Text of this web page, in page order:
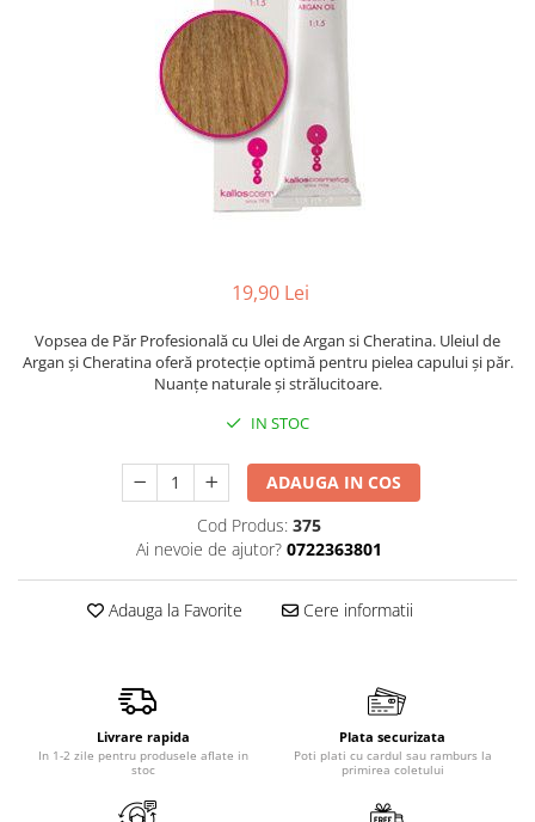
Ceara de par si gel
Cosmetice profesionale
Geluri de dus
Deodorante si antiperspirante
Spuma si saruri de baie
Produse pentru epilare
Produse pentru protectie solara
Servetele umede
Creion si tus ochi
Ruj si creion buze
19,90 Lei
Vopsea de Păr Profesională cu Ulei de Argan si Cheratina. Uleiul de
Argan şi Cheratina oferă protecţie optimă pentru pielea capului şi păr.
Nuanţe naturale şi strălucitoare.
IN STOC
ADAUGA IN COS
Cod Produs: 375
Ai nevoie de ajutor? 0722363801
Adauga la Favorite Cere informatii
Livrare rapida
In 1-2 zile pentru produsele aflate in
stoc
Plata securizata
Poti plati cu cardul sau ramburs la
primirea coletului